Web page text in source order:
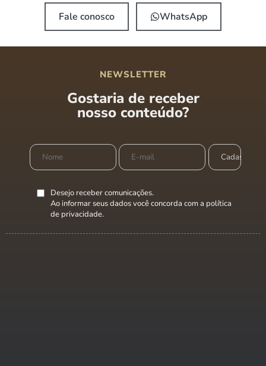
Fale conosco WhatsApp
NEWSLETTER
Gostaria de receber
nosso conteúdo?
Desejo receber comunicações.
Ao informar seus dados você concorda com a política
de privacidade.